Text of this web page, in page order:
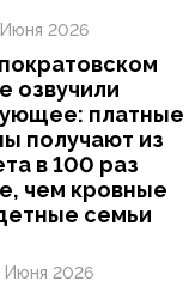
Июня 2026
озвучили
платные
получают из
в 100 раз
чем кровные
семьи
Июня 2026